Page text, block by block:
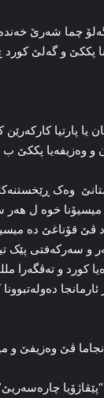
چما شەرێ
پككێ و گەلێ كورد
یا پارتیا
و وه‌زیفه‌یا پککێ
وه‌ک ڕێخستنه‌کا
خوه‌ ل هه‌ر
ڤێ قۆناغێ ده‌
و سه‌رکه‌فتی پێک
کورد و ته‌ڤگه‌را
ڤێ وەزیفێ و